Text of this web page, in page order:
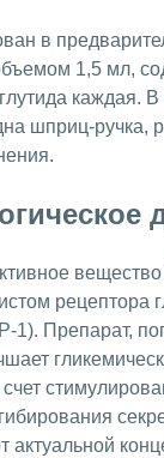
в
1,5 мл,
каждая. В
шприц-ручка,
рецептора
1). Препарат,
актуальной